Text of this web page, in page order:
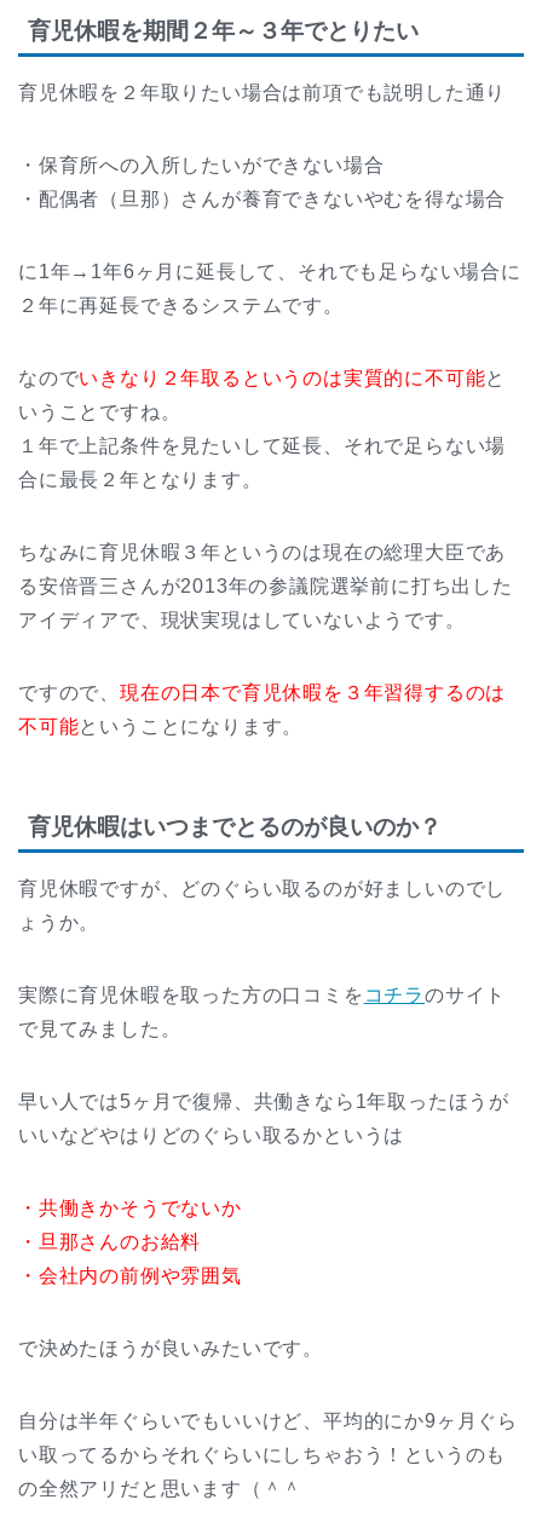
育児休暇を期間２年～３年でとりたい
育児休暇を２年取りたい場合は前項でも説明した通り
・保育所への入所したいができない場合
・配偶者（旦那）さんが養育できないやむを得な場合
に1年→1年6ヶ月に延長して、それでも足らない場合に
２年に再延長できるシステムです。
なのでいきなり２年取るというのは実質的に不可能と
いうことですね。
１年で上記条件を見たいして延長、それで足らない場
合に最長２年となります。
ちなみに育児休暇３年というのは現在の総理大臣であ
る安倍晋三さんが2013年の参議院選挙前に打ち出した
アイディアで、現状実現はしていないようです。
ですので、 現在の日本で育児休暇を３年習得するのは
不可能ということになります。
育児休暇はいつまでとるのが良いのか？
育児休暇ですが、どのぐらい取るのが好ましいのでし
ょうか。
実際に育児休暇を取った方の口コミを コチラのサイト
で見てみました。
早い人では5ヶ月で復帰、共働きなら1年取ったほうが
いいなどやはりどのぐらい取るかというは
・共働きかそうでないか
・旦那さんのお給料
・会社内の前例や雰囲気
で決めたほうが良いみたいです。
自分は半年ぐらいでもいいけど、平均的にか9ヶ月ぐら
い取ってるからそれぐらいにしちゃおう！というのも
の全然アリだと思います（＾＾